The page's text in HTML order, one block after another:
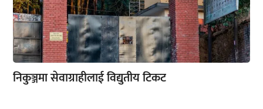
निकुञ्जमा सेवाग्राहीलाई विद्युतीय टिकट